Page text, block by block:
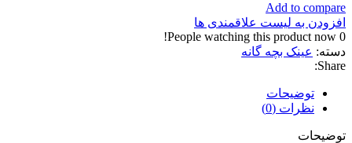
Add to compare
افزودن به لیست علاقمندی ها
0
People watching this product now!
دسته: عینک بچه گانه
Share:
توضیحات
نظرات (0)
توضیحات